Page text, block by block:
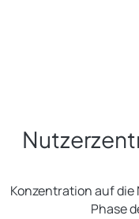
Konzentration auf
Phase